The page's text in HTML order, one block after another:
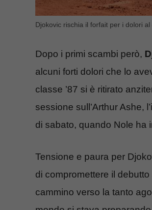
Djokovic rischia il forfait per i dolori
Dopo i primi scambi però,
alcuni forti dolori che lo
classe ’87 si è ritirato
sessione sull’Arthur Ashe,
di sabato, quando Nole ha
Tensione e paura per
di compromettere il
cammino verso la tanto